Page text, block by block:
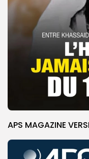
APS MAGAZINE